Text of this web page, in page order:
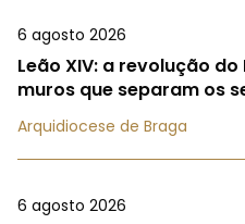
6 agosto 2026
Leão XIV: a revolução
muros que separam os
Arquidiocese de Braga
6 agosto 2026